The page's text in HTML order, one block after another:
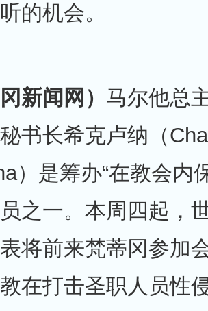
的机会。
新闻网） 马尔他总
书长希克卢纳（
）是筹办“在教会内
之一。本周四起，
将前来梵蒂冈参加
在打击圣职人员性